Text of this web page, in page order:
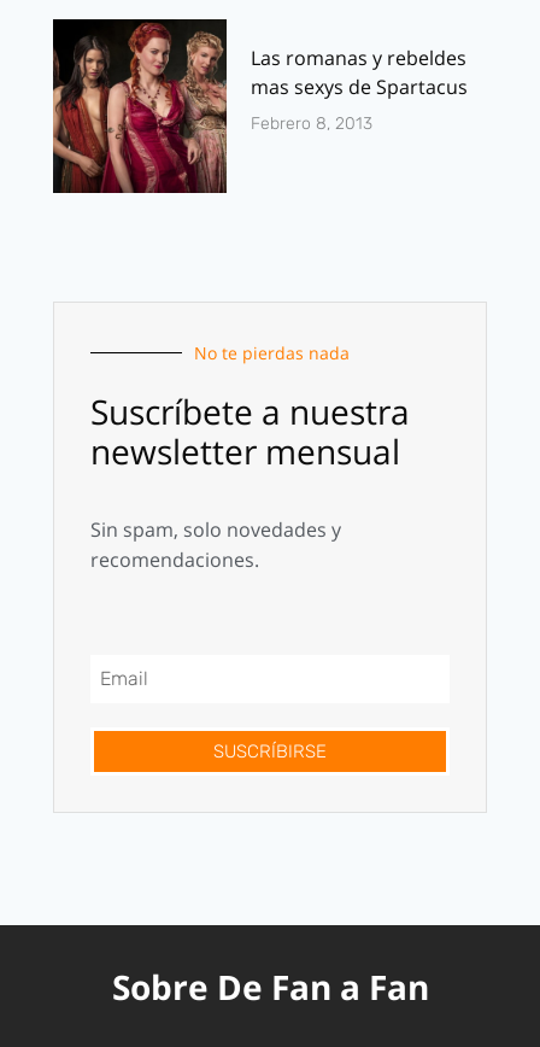
Las romanas y rebeldes
mas sexys de Spartacus
Febrero 8, 2013
No te pierdas nada
Suscríbete a nuestra
newsletter mensual
Sin spam, solo novedades y
recomendaciones.
SUSCRÍBIRSE
Sobre De Fan a Fan